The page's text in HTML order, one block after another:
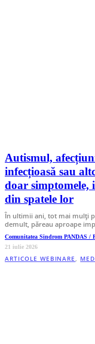
Autismul,
infecțioasă sau
doar simptomele,
din spatele lor
În ultimii ani, tot mai mulți
demult, păreau aproape
Comunitatea Sindrom PANDAS /
21 iulie 2026
ARTICOLE WEBINARE,